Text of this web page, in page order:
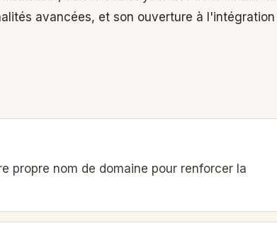
avancées, et son ouverture à l'intégration
propre nom de domaine pour renforcer la